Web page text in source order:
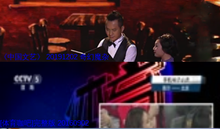
《中国文艺》 20191202 奇幻魔杂
[体育咖吧]完整版 20160902